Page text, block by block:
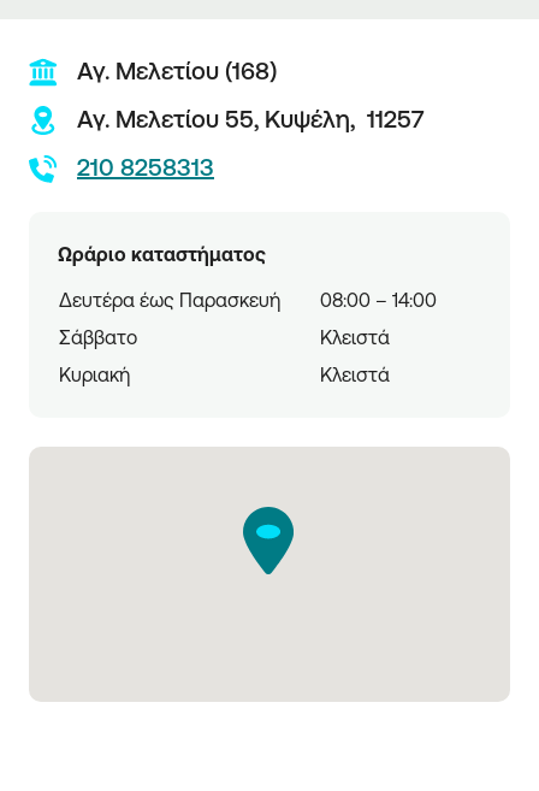
Αγ. Μελετίου (168)
Αγ. Μελετίου 55, Κυψέλη, 11257
210 8258313
Ωράριο καταστήματος
Δευτέρα έως Παρασκευή
08:00 – 14:00
Σάββατο
Κλειστά
Κυριακή
Κλειστά